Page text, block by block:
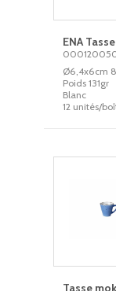
ENA
Ø6,4x6cm
Poids 131gr
Blanc
12 unités/
Tasse